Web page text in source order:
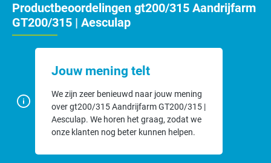
Productbeoordelingen gt200/315 Aandrijfarm
GT200/315 | Aesculap
Jouw mening telt
We zijn zeer benieuwd naar jouw mening
over gt200/315 Aandrijfarm GT200/315 |
Aesculap. We horen het graag, zodat we
onze klanten nog beter kunnen helpen.